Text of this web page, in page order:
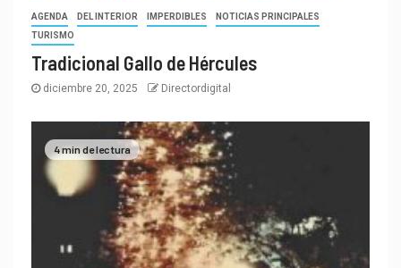
AGENDA DEL INTERIOR IMPERDIBLES
NOTICIAS PRINCIPALES
TURISMO
Tradicional Gallo de Hércules
diciembre 20, 2025 Directordigital
4 min de lectura